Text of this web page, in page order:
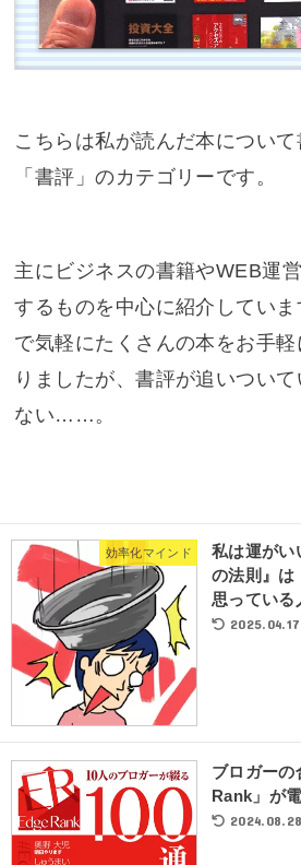
こちらは私が読んだ本につい
「書評」のカテゴリーです。
主にビジネスの書籍やWEB運
するものを中心に紹介していま
で気軽にたくさんの本をお手
りましたが、書評が追いつい
ない……。
効率化マインド
私は運がい
の法則』は
思っている
2025.04.17
ブロガーの
Rank」が
2024.08.28